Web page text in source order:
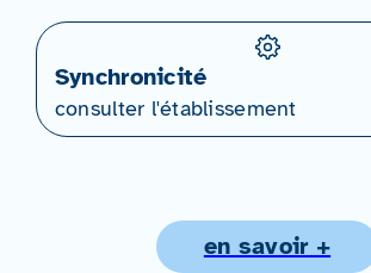
Synchronicité
consulter l'établissement
en savoir +